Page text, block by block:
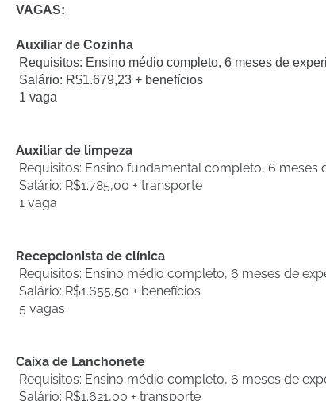
VAGAS:
Auxiliar de Cozinha
Requisitos: Ensino médio completo, 6 meses de
Salário: R$1.679,23 + benefícios
1 vaga
Auxiliar de limpeza
Requisitos: Ensino fundamental completo, 6
Salário: R$1.785,00 + transporte
1 vaga
Recepcionista de clínica
Requisitos: Ensino médio completo, 6 meses de
Salário: R$1.655,50 + benefícios
5 vagas
Caixa de Lanchonete
Requisitos: Ensino médio completo, 6 meses de
Salário: R$1.621,00 + transporte